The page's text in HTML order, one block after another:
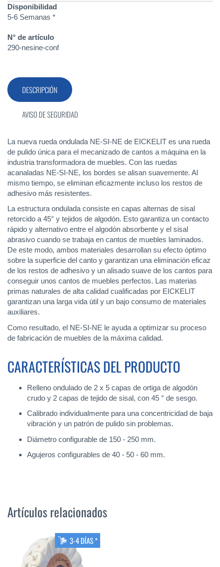
Disponibilidad
5-6 Semanas *
N° de artículo
290-nesine-conf
DESCRIPCIÓN
La nueva rueda ondulada NE-SI-NE de EICKELIT es una rueda
de pulido única para el mecanizado de cantos a máquina en la
industria transformadora de muebles. Con las ruedas
acanaladas NE-SI-NE, los bordes se alisan suavemente. Al
mismo tiempo, se eliminan eficazmente incluso los restos de
adhesivo más resistentes.
La estructura ondulada consiste en capas alternas de sisal
retorcido a 45° y tejidos de algodón. Esto garantiza un contacto
rápido y alternativo entre el algodón absorbente y el sisal
abrasivo cuando se trabaja en cantos de muebles laminados.
De este modo, ambos materiales desarrollan su efecto óptimo
sobre la superficie del canto y garantizan una eliminación eficaz
de los restos de adhesivo y un alisado suave de los cantos para
conseguir unos cantos de muebles perfectos. Las materias
primas naturales de alta calidad cualificadas por EICKELIT
garantizan una larga vida útil y un bajo consumo de materiales
auxiliares.
Como resultado, el NE-SI-NE le ayuda a optimizar su proceso
de fabricación de muebles de la máxima calidad.
CARACTERÍSTICAS DEL PRODUCTO
Relleno ondulado de 2 x 5 capas de ortiga de algodón
crudo y 2 capas de tejido de sisal, con 45 ° de sesgo.
Calibrado individualmente para una concentricidad de baja
vibración y un patrón de pulido sin problemas.
Diámetro configurable de 150 - 250 mm.
Agujeros configurables de 40 - 50 - 60 mm.
AVISO DE SEGURIDAD
Artículos relacionados
3-4 DÍAS *